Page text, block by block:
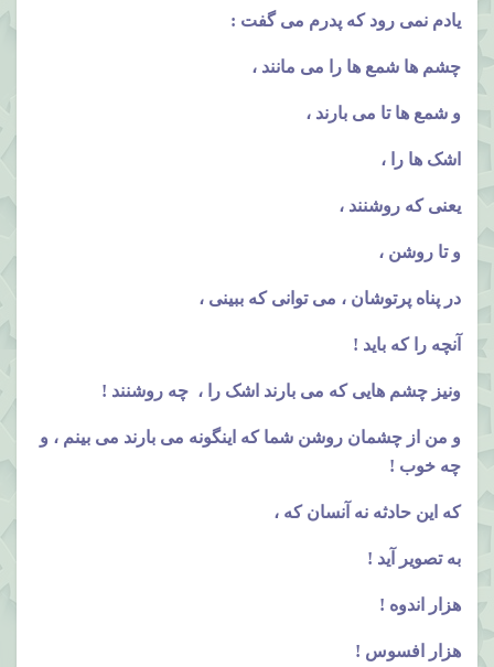
یادم نمی رود که پدرم می گفت :
چشم ها شمع ها را می مانند ،
و شمع ها تا می بارند ،
اشک ها را ،
یعنی که روشنند ،
و تا روشن ،
در پناه پرتوشان ، می توانی که ببینی ،
آنچه را که باید !
ونیز چشم هایی که می بارند اشک را ، چه روشنند !
و من از چشمان روشن شما که اینگونه می بارند می بینم ، و
چه خوب !
که این حادثه نه آنسان که ،
به تصویر آید !
هزار اندوه !
هزار افسوس !